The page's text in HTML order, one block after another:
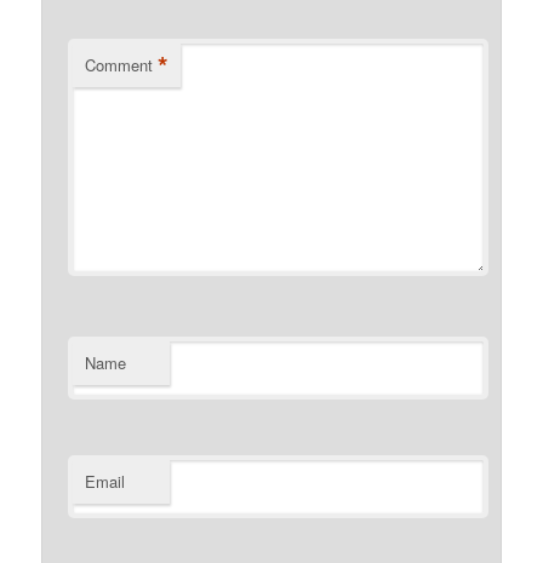
Comment *
Name
Email